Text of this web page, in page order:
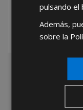
pulsando el
Además,
sobre la